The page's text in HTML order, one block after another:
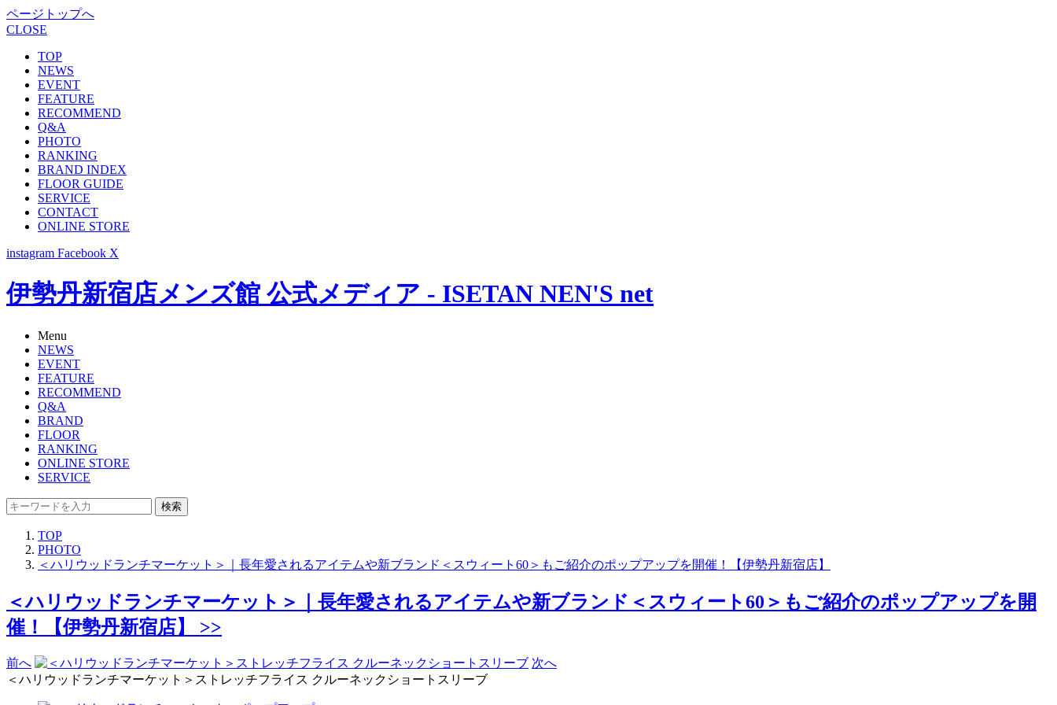
ページトップへ
CLOSE
TOP
NEWS
EVENT
FEATURE
RECOMMEND
Q&A
PHOTO
RANKING
BRAND INDEX
FLOOR GUIDE
SERVICE
CONTACT
ONLINE STORE
instagram Facebook X
伊勢丹新宿店メンズ館 公式メディア - ISETAN NEN'S net
Menu
NEWS
EVENT
FEATURE
RECOMMEND
Q&A
BRAND
FLOOR
RANKING
ONLINE STORE
SERVICE
検索
TOP
PHOTO
＜ハリウッドランチマーケット＞｜長年愛されるアイテムや新ブランド＜スウィート60＞もご紹介のポップアップを開催！【伊勢丹新宿店】
＜ハリウッドランチマーケット＞｜長年愛されるアイテムや新ブランド＜スウィート60＞もご紹介のポップアップを開
催！【伊勢丹新宿店】 >>
前へ
次へ
＜ハリウッドランチマーケット＞ストレッチフライス クルーネックショートスリーブ